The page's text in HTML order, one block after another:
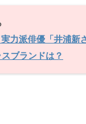
力派俳優「井浦新
ブランドは？